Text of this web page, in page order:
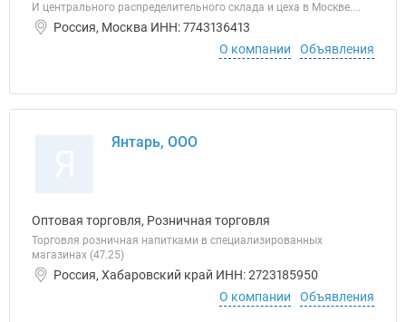
И центрального распределительного склада и цеха в Москве....
Россия, Москва ИНН: 7743136413
О компании
Объявления
Янтарь, ООО
Оптовая торговля, Розничная торговля
Торговля розничная напитками в специализированных
магазинах (47.25)
Россия, Хабаровский край ИНН: 2723185950
О компании
Объявления